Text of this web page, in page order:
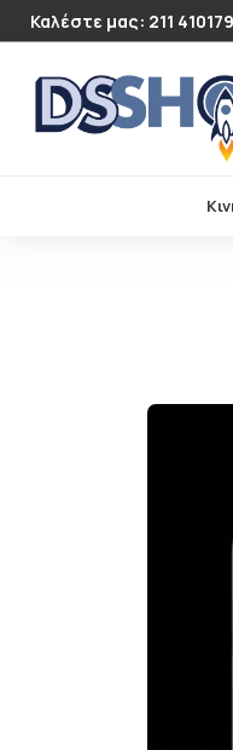
Καλέστε μας: 211